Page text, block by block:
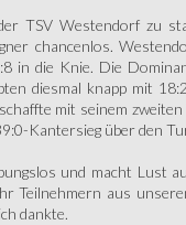
TSV Westendorf zu
chancenlos.
in die Knie. Die
diesmal knapp mit
mit seinem
Kantersieg über den
und macht Lust
Teilnehmern aus
dankte.